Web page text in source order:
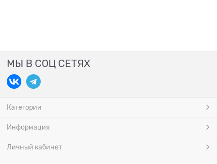
МЫ В СОЦ СЕТЯХ
Категории
Информация
Личный кабинет